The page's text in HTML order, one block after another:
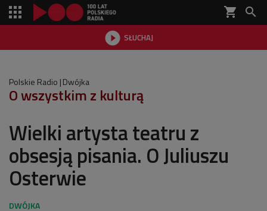
shopping_cart 
 SŁUCHAJ

Polskie Radio Dwójka
O wszystkim z kulturą
Wielki artysta teatru z
obsesją pisania. O Juliuszu
Osterwie